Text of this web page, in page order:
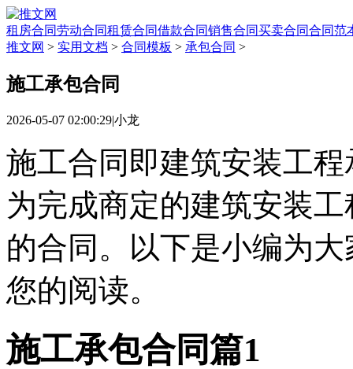
租房合同劳动合同租赁合同借款合同销售合同买卖合同合同范
推文网 > 实用文档 > 合同模板 > 承包合同 >
施工承包合同
2026-05-07 02:00:29|小龙
施工合同即建筑安装工
为完成商定的建筑安装
的合同。以下是小编为
您的阅读。
施工承包合同篇1